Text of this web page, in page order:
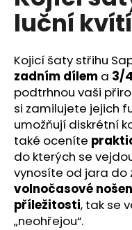
5,0
hvězdiček.
luční kvítí
Kojicí šaty střihu
zadním dílem a 3/
podtrhnou vaši
si zamilujete jejich
umožňují diskrétní
také oceníte
do kterých se
vynosíte od jara do
volnočasové
příležitosti, tak se
„neohřejou“.
u
j
m
e